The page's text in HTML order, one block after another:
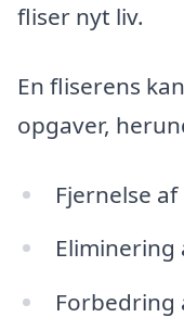
fliser nyt liv.
En fliserens
opgaver,
Fjernelse
Eliminering
Forbedring